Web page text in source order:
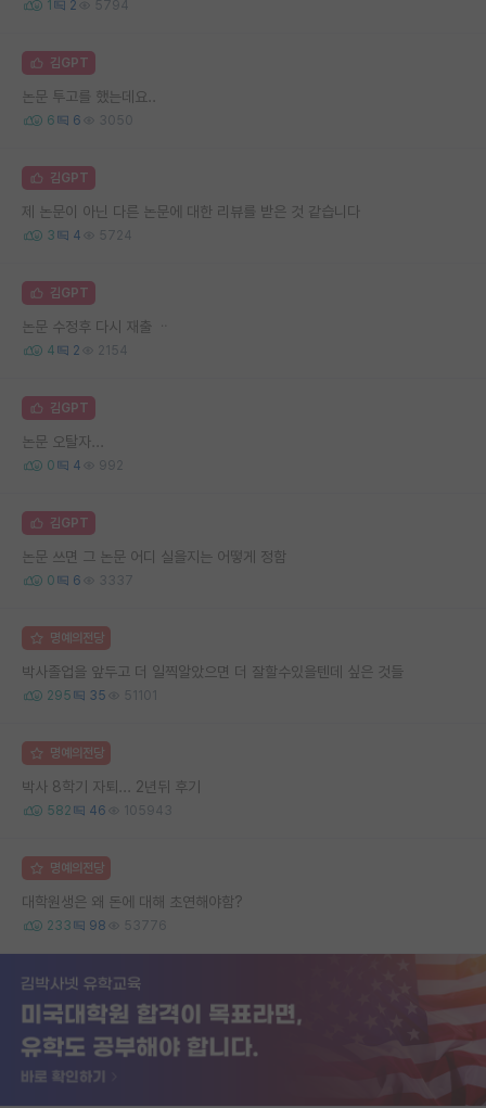
1 2 5794
김GPT
논문 투고를 했는데요..
6 6 3050
김GPT
제 논문이 아닌 다른 논문에 대한 리뷰를 받은 것 같습니다
3 4 5724
김GPT
논문 수정후 다시 재출 ᆢ
4 2 2154
김GPT
논문 오탈자...
0 4 992
김GPT
논문 쓰면 그 논문 어디 실을지는 어떻게 정함
0 6 3337
명예의전당
박사졸업을 앞두고 더 일찍알았으면 더 잘할수있을텐데 싶은 것들
295 35 51101
명예의전당
박사 8학기 자퇴... 2년뒤 후기
582 46 105943
명예의전당
대학원생은 왜 돈에 대해 초연해야함?
233 98 53776